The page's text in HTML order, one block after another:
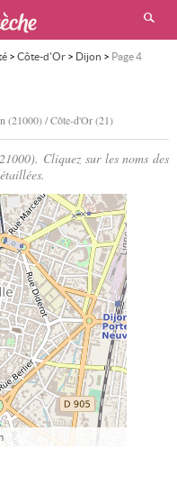
> Côte-d'Or> Dijon > Page 4
(21000) / Côte-d'Or (21)
Cliquez sur les noms des